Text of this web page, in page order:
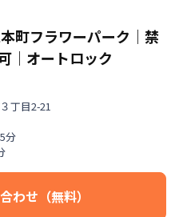
町フラワーパーク｜禁
｜オートロック
３丁目2-21
分
わせ（無料）